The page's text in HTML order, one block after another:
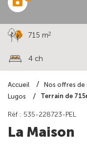
Accueil Nos offres de
Lugos
Terrain de
715 m2
4 ch
Rèf : 535-228723-PEL
La Maison